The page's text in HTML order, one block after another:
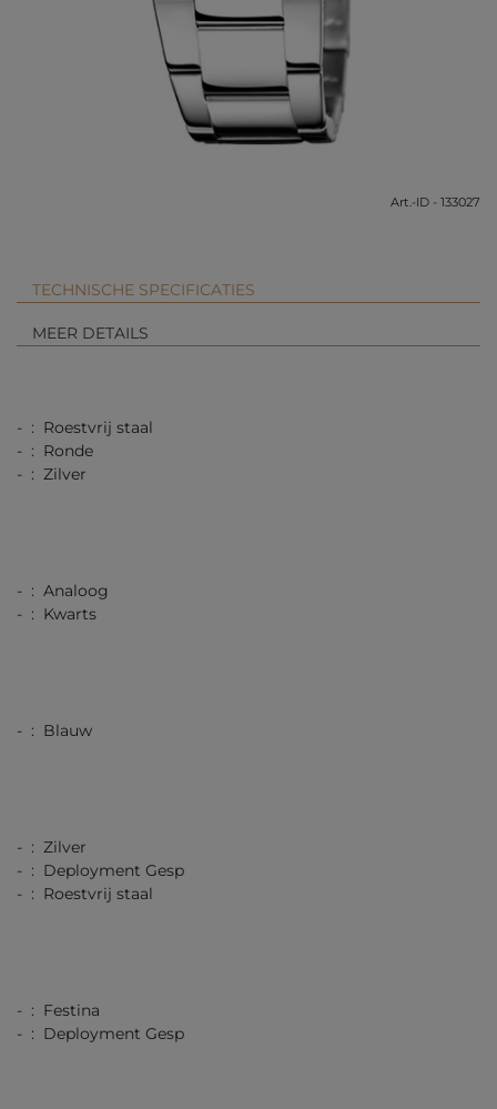
Art.-ID - 133027
TECHNISCHE SPECIFICATIES
MEER DETAILS
- : Roestvrij staal
- : Ronde
- : Zilver
- : Analoog
- : Kwarts
- : Blauw
- : Zilver
- : Deployment Gesp
- : Roestvrij staal
- : Festina
- : Deployment Gesp